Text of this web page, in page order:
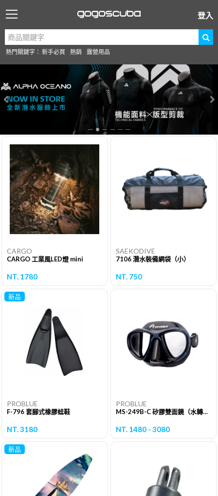
登入
熱門關鍵字： 新手必買 熱銷 露營用品
CARGO
CARGO 工業風LED燈 mini
NT. 1780
SAEKODIVE
7106 潛水裝備網袋（小）
NT. 750
新品
PROBLUE
F-796 套腳式橡膠蛙鞋
NT. 3180
PROBLUE
MS-249B-C 矽膠雙面鏡（水轉印迷彩框）(可配近視鏡片)
NT. 1480 - 3080
新品